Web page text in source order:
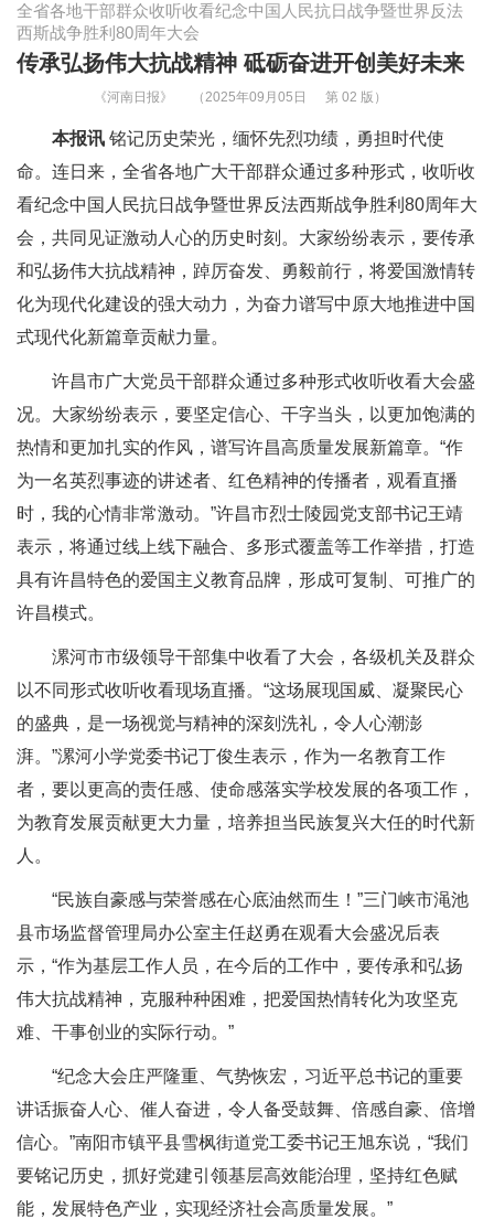
全省各地干部群众收听收看纪念中国人民抗日战争暨世界反法
西斯战争胜利80周年大会
传承弘扬伟大抗战精神 砥砺奋进开创美好未来
《河南日报》 （2025年09月05日 第 02 版）
本报讯 铭记历史荣光，缅怀先烈功绩，勇担时代使
命。连日来，全省各地广大干部群众通过多种形式，收听收
看纪念中国人民抗日战争暨世界反法西斯战争胜利80周年大
会，共同见证激动人心的历史时刻。大家纷纷表示，要传承
和弘扬伟大抗战精神，踔厉奋发、勇毅前行，将爱国激情转
化为现代化建设的强大动力，为奋力谱写中原大地推进中国
式现代化新篇章贡献力量。
许昌市广大党员干部群众通过多种形式收听收看大会盛
况。大家纷纷表示，要坚定信心、干字当头，以更加饱满的
热情和更加扎实的作风，谱写许昌高质量发展新篇章。“作
为一名英烈事迹的讲述者、红色精神的传播者，观看直播
时，我的心情非常激动。”许昌市烈士陵园党支部书记王靖
表示，将通过线上线下融合、多形式覆盖等工作举措，打造
具有许昌特色的爱国主义教育品牌，形成可复制、可推广的
许昌模式。
漯河市市级领导干部集中收看了大会，各级机关及群众
以不同形式收听收看现场直播。“这场展现国威、凝聚民心
的盛典，是一场视觉与精神的深刻洗礼，令人心潮澎
湃。”漯河小学党委书记丁俊生表示，作为一名教育工作
者，要以更高的责任感、使命感落实学校发展的各项工作，
为教育发展贡献更大力量，培养担当民族复兴大任的时代新
人。
“民族自豪感与荣誉感在心底油然而生！”三门峡市渑池
县市场监督管理局办公室主任赵勇在观看大会盛况后表
示，“作为基层工作人员，在今后的工作中，要传承和弘扬
伟大抗战精神，克服种种困难，把爱国热情转化为攻坚克
难、干事创业的实际行动。”
“纪念大会庄严隆重、气势恢宏，习近平总书记的重要
讲话振奋人心、催人奋进，令人备受鼓舞、倍感自豪、倍增
信心。”南阳市镇平县雪枫街道党工委书记王旭东说，“我们
要铭记历史，抓好党建引领基层高效能治理，坚持红色赋
能，发展特色产业，实现经济社会高质量发展。”